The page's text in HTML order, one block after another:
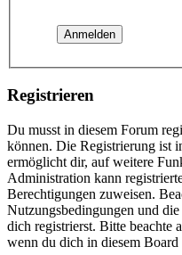
Registrieren
Du musst in diesem Forum
können. Die Registrierung ist
ermöglicht dir, auf weitere
Administration kann
Berechtigungen zuweisen.
Nutzungsbedingungen und
dich registrierst. Bitte beachte
wenn du dich in diesem Board